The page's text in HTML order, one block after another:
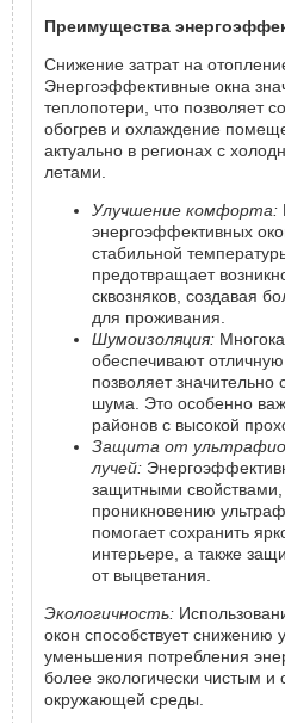
Преимущества
Снижение затрат на
Энергоэффективные окна
теплопотери, что позволяет
обогрев и охлаждение
актуально в регионах с
летами.
Улучшение комфорта:
энергоэффективных
стабильной
предотвращает
сквозняков, создавая
для проживания.
Шумоизоляция:
обеспечивают
позволяет значительно
шума. Это особенно
районов с высокой
Защита от
лучей:
защитными
проникновению
помогает сохранить
интерьере, а также
от выцветания.
Экологичность:
окон способствует снижению
уменьшения потребления
более экологически чистым и
окружающей среды.